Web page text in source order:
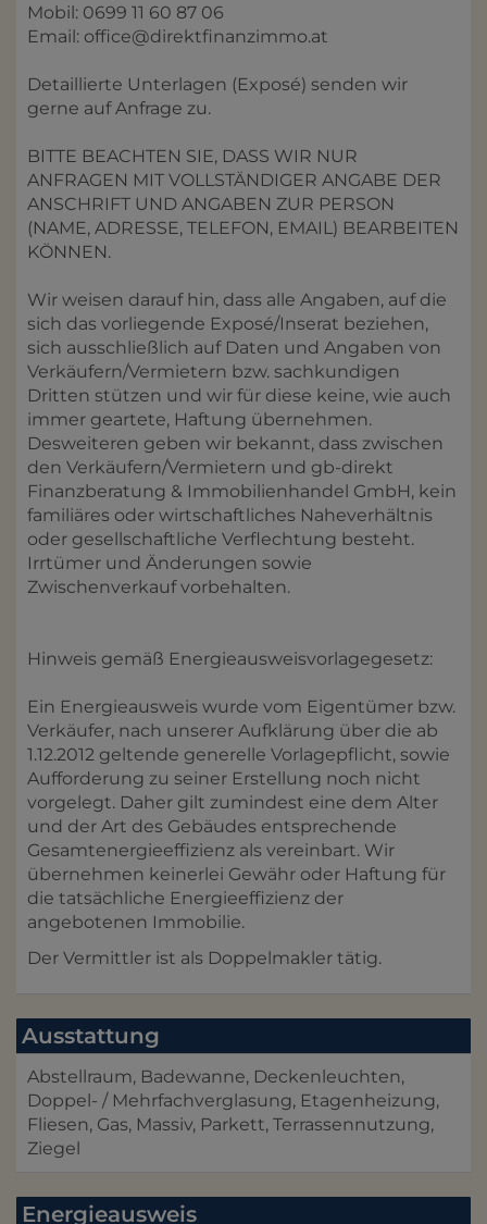
Mobil: 0699 11 60 87 06
Email: office@direktfinanzimmo.at
Detaillierte Unterlagen (Exposé) senden wir
gerne auf Anfrage zu.
BITTE BEACHTEN SIE, DASS WIR NUR
ANFRAGEN MIT VOLLSTÄNDIGER ANGABE DER
ANSCHRIFT UND ANGABEN ZUR PERSON
(NAME, ADRESSE, TELEFON, EMAIL) BEARBEITEN
KÖNNEN.
Wir weisen darauf hin, dass alle Angaben, auf die
sich das vorliegende Exposé/Inserat beziehen,
sich ausschließlich auf Daten und Angaben von
Verkäufern/Vermietern bzw. sachkundigen
Dritten stützen und wir für diese keine, wie auch
immer geartete, Haftung übernehmen.
Desweiteren geben wir bekannt, dass zwischen
den Verkäufern/Vermietern und gb-direkt
Finanzberatung & Immobilienhandel GmbH, kein
familiäres oder wirtschaftliches Naheverhältnis
oder gesellschaftliche Verflechtung besteht.
Irrtümer und Änderungen sowie
Zwischenverkauf vorbehalten.
Hinweis gemäß Energieausweisvorlagegesetz:
Ein Energieausweis wurde vom Eigentümer bzw.
Verkäufer, nach unserer Aufklärung über die ab
1.12.2012 geltende generelle Vorlagepflicht, sowie
Aufforderung zu seiner Erstellung noch nicht
vorgelegt. Daher gilt zumindest eine dem Alter
und der Art des Gebäudes entsprechende
Gesamtenergieeffizienz als vereinbart. Wir
übernehmen keinerlei Gewähr oder Haftung für
die tatsächliche Energieeffizienz der
angebotenen Immobilie.
Der Vermittler ist als Doppelmakler tätig.
Ausstattung
Abstellraum Badewanne Deckenleuchten
Doppel- / Mehrfachverglasung Etagenheizung
Fliesen Gas Massiv Parkett Terrassennutzung
Ziegel
Energieausweis